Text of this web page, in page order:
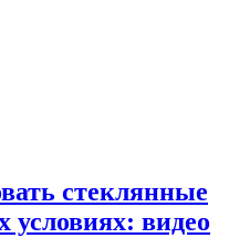
стеклянные
видео